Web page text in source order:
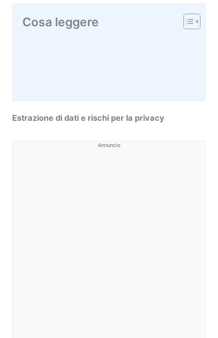
Cosa leggere
Estrazione di dati e rischi per la privacy
Annuncio